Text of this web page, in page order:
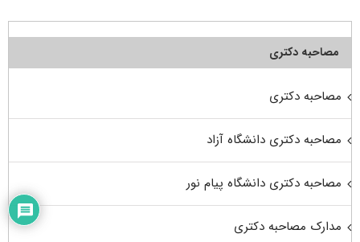
مصاحبه دکتری
مصاحبه دکتری
مصاحبه دکتری دانشگاه آزاد
مصاحبه دکتری دانشگاه پیام نور
مدارک مصاحبه دکتری